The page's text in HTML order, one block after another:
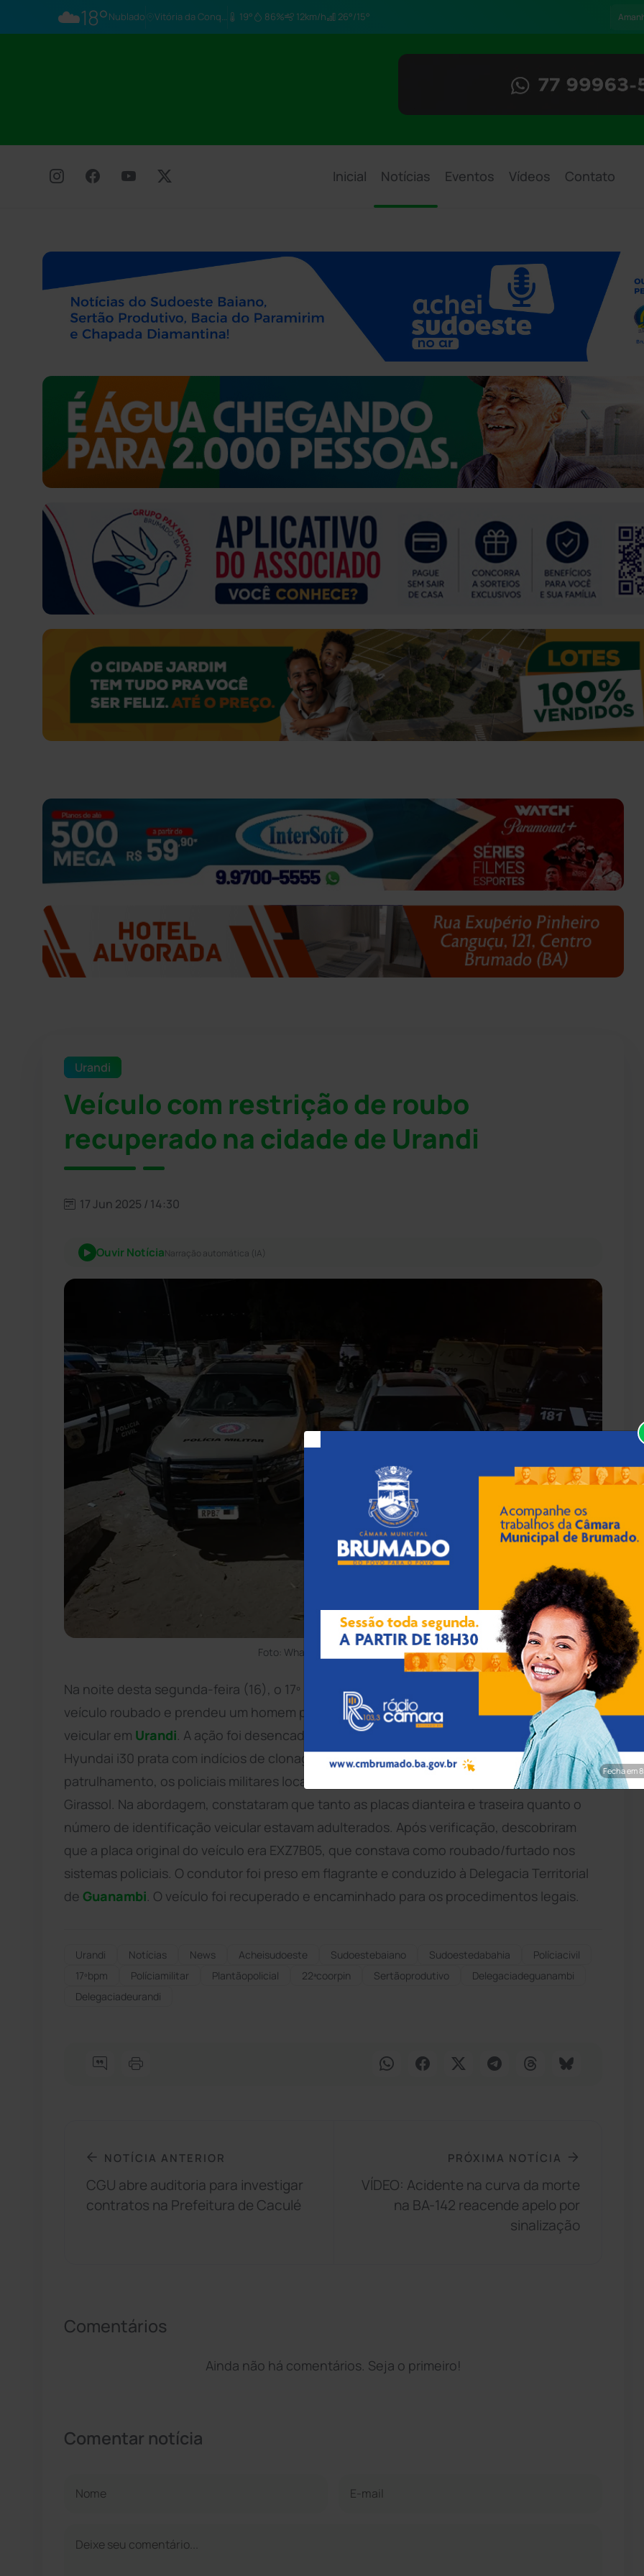
☁️18°Nublado Vitória da Conq… 19° 86% 12km/h 26°/15°
Inicial Notícias Eventos Vídeos Contato
Urandi
Veículo com restrição de roubo
recuperado na cidade de Urandi
17 Jun 2025 / 14:30
Ouvir NotíciaNarração automática (IA)
Foto: WhatsApp/Achei Sudoeste
Na noite desta segunda-feira (16), o 17º Batalhão de
(BPM) recuperou um
veículo roubado e prendeu um homem por receptação e adulteração de identificação
veicular em Urandi. A ação foi desencadeada após uma denúncia anônima sobre um
Hyundai i30 prata com indícios de clonagem, circulando com a placa EVB8C25. Durante
patrulhamento, os policiais militares localizaram o veículo na Rua Projetada, no Bairro
Girassol. Na abordagem, constataram que tanto as placas dianteira e traseira quanto o
número de identificação veicular estavam adulterados. Após verificação, descobriram
que a placa original do veículo era EXZ7B05, que constava como roubado/furtado nos
sistemas policiais. O condutor foi preso em flagrante e conduzido à Delegacia Territorial
de Guanambi. O veículo foi recuperado e encaminhado para os procedimentos legais.
Urandi Notícias News Acheisudoeste Sudoestebaiano Sudoestedabahia
Políciacivil
17ºbpm
Políciamilitar Plantãopolicial 22ªcoorpin Sertãoprodutivo
Delegaciadeguanambi
Delegaciadeurandi
NOTÍCIA ANTERIOR
CGU abre auditoria para investigar
contratos na Prefeitura de Caculé
PRÓXIMA NOTÍCIA
VÍDEO: Acidente na curva da morte
na BA-142 reacende apelo por
sinalização
Comentários
Ainda não há comentários. Seja o primeiro!
Comentar notícia
Fecha em